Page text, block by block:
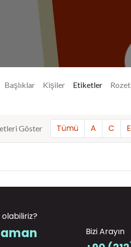
Başlıklar Kişiler Etiketler
Göster Tümü A C E
olabiliriz?
Bizi Arayın